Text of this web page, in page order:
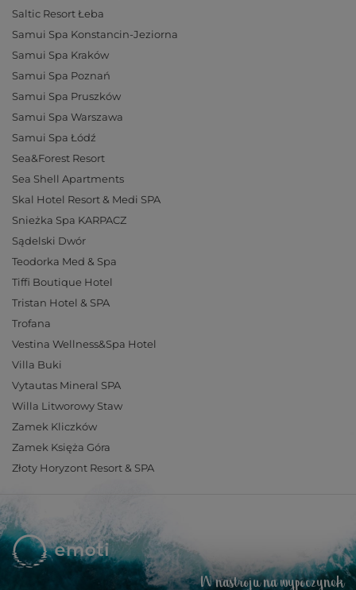
Saltic Resort Łeba
Samui Spa Konstancin-Jeziorna
Samui Spa Kraków
Samui Spa Poznań
Samui Spa Pruszków
Samui Spa Warszawa
Samui Spa Łódź
Sea&Forest Resort
Sea Shell Apartments
Skal Hotel Resort & Medi SPA
Snieżka Spa KARPACZ
Sądelski Dwór
Teodorka Med & Spa
Tiffi Boutique Hotel
Tristan Hotel & SPA
Trofana
Vestina Wellness&Spa Hotel
Villa Buki
Vytautas Mineral SPA
Willa Litworowy Staw
Zamek Kliczków
Zamek Księża Góra
Złoty Horyzont Resort & SPA
W nastroju na wypoczynek